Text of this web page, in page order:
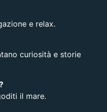
e relax.
curiosità e storie
il mare.